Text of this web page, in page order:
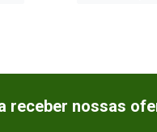
receber nossas